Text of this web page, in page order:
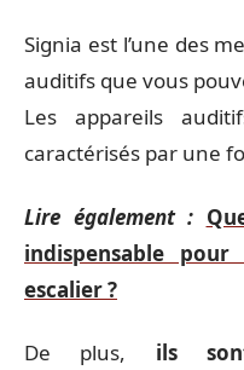
Signia est l’une des
auditifs que vous
Les appareils
caractérisés par une
Lire également :
indispensable pour
escalier ?
De plus, ils